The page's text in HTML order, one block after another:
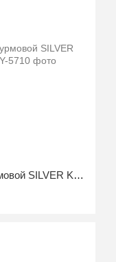
Рюкзак тактический штурмовой SILVER KNIGHT 25 л Койот